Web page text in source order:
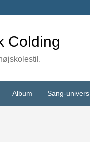
Colding
Album Sang-univers